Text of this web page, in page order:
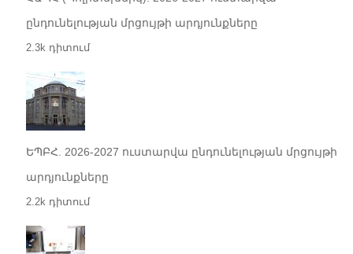
ընդունելության մրցույթի արդյունքները
2.3k դիտում
ԵՊԲՀ. 2026-2027 ուստարվա ընդունելության մրցույթի
արդյունքները
2.2k դիտում